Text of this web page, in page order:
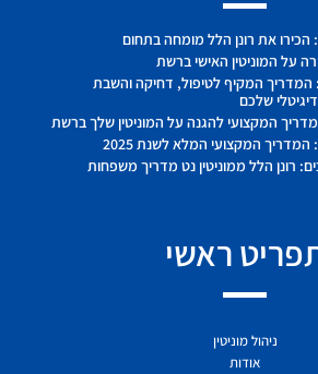
הכירו את רונן הלל מומחה בתחום
המדריך המקיף לטיפול, דחיקה והשבת
שלכם
המקצועי להגנה על המוניטין שלך ברשת
המקצועי המלא לשנת 2025
רונן הלל ממוניטין נט מדריך משפחות
ראשי
ניהול מוניטין
אודות